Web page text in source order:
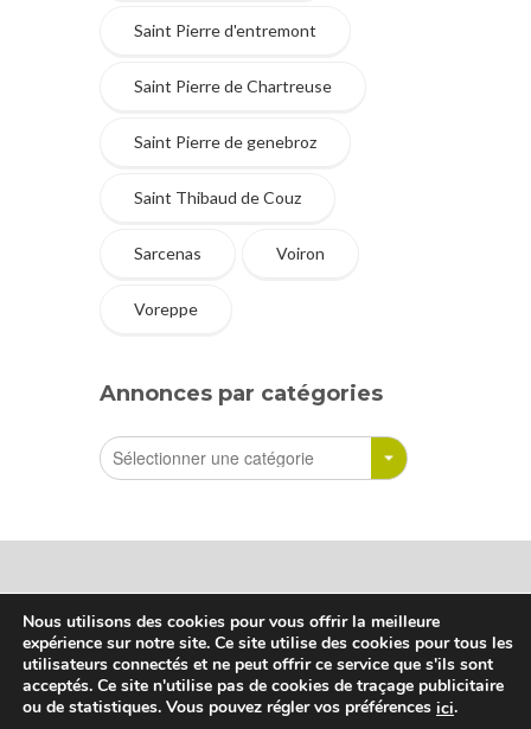
Saint Pierre d'entremont
Saint Pierre de Chartreuse
Saint Pierre de genebroz
Saint Thibaud de Couz
Sarcenas Voiron
Voreppe
Annonces par catégories
Sharetreuse © Tous droits réservés
Nous utilisons des cookies pour vous offrir la meilleure
expérience sur notre site. Ce site utilise des cookies pour tous les
utilisateurs connectés et ne peut offrir ce service que s'ils sont
acceptés. Ce site n'utilise pas de cookies de traçage publicitaire
ou de statistiques. Vous pouvez régler vos préférences ici.